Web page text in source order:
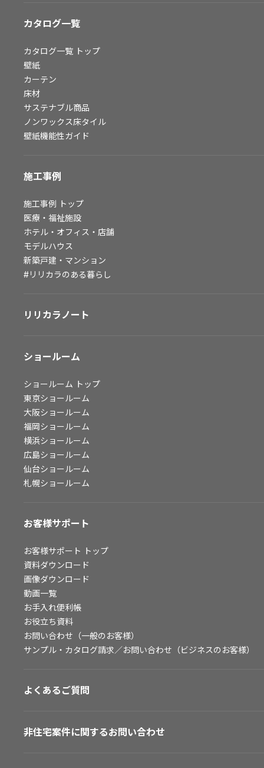
よくあるご質問
非住宅案件に関するお問い合わせ
事業紹介
スペースソリューション事業
ファシリティソリューション事業
不動産投資開発事業
会社情報
採用情報
カタログ一覧
カタログ一覧 トップ
壁紙
カーテン
床材
サステナブル商品
ノンワックス床タイル
壁紙機能性ガイド
施工事例
施工事例 トップ
医療・福祉施設
ホテル・オフィス・店舗
モデルハウス
新築戸建・マンション
#リリカラのある暮らし
リリカラノート
ショールーム
ショールーム トップ
東京ショールーム
大阪ショールーム
福岡ショールーム
横浜ショールーム
広島ショールーム
仙台ショールーム
札幌ショールーム
お客様サポート
お客様サポート トップ
資料ダウンロード
画像ダウンロード
動画一覧
お手入れ便利帳
お役立ち資料
お問い合わせ（一般のお客様）
サンプル・カタログ請求／お問い合わせ（ビジネスのお客様）
よくあるご質問
非住宅案件に関するお問い合わせ